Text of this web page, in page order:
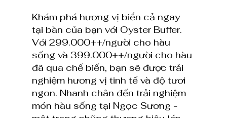
Khám phá hương vị biển cả ngay
tại bàn của bạn với Oyster Buffer.
Với 299.000++/người cho hàu
sống và 399.000++/người cho hàu
đã qua chế biến, bạn sẽ được trải
nghiệm hương vị tinh tế và độ tươi
ngon. Nhanh chân đến trải nghiệm
món hàu sống tại Ngọc Sương -